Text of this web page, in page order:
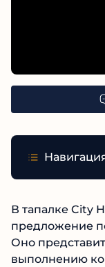
В тапалке City
предложение
Оно
выполнению